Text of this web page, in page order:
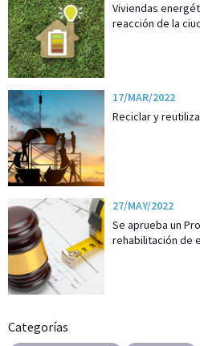
Viviendas
reacción de la
17/MAR/2022
Reciclar y
27/MAY/2022
Se aprueba un
rehabilitación de
Categorías